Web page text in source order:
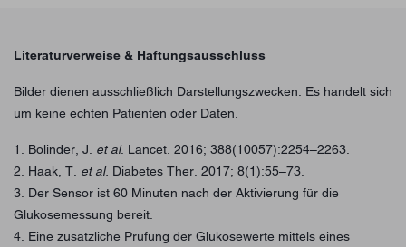
Literaturverweise & Haftungsausschluss
Bilder dienen ausschließlich Darstellungszwecken. Es handelt sich
um keine echten Patienten oder Daten.
1. Bolinder, J. et al. Lancet. 2016; 388(10057):2254–2263.
2. Haak, T. et al. Diabetes Ther. 2017; 8(1):55–73.
3. Der Sensor ist 60 Minuten nach der Aktivierung für die
Glukosemessung bereit.
4. Eine zusätzliche Prüfung der Glukosewerte mittels eines